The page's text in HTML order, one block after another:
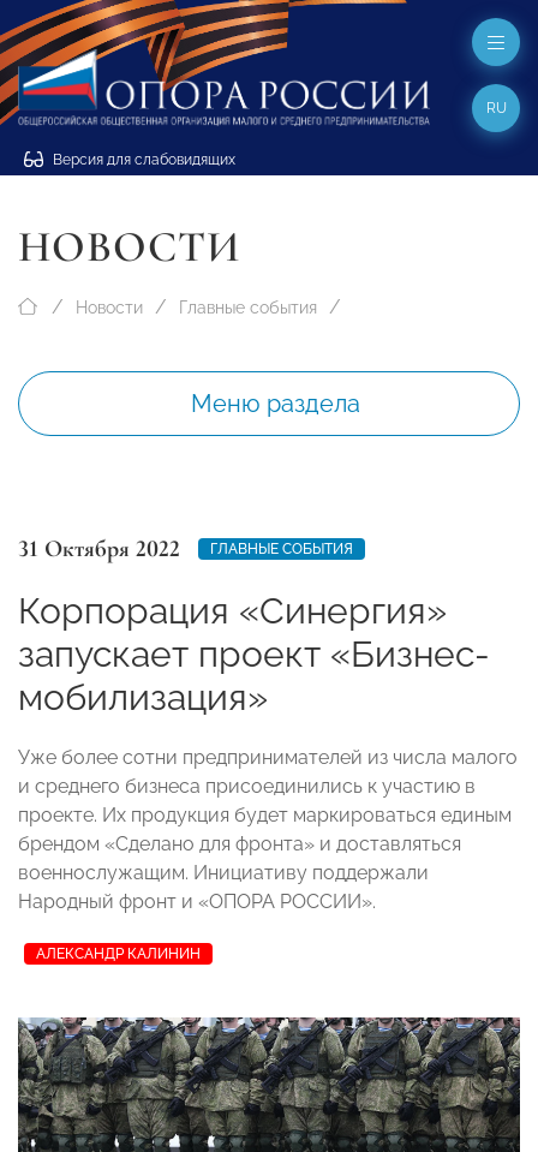
Версия для слабовидящих
RU
НОВОСТИ
Новости Главные события
Меню раздела
31 Октября 2022 ГЛАВНЫЕ СОБЫТИЯ
Корпорация «Синергия»
запускает проект «Бизнес-
мобилизация»
Уже более сотни предпринимателей из числа малого
и среднего бизнеса присоединились к участию в
проекте. Их продукция будет маркироваться единым
брендом «Сделано для фронта» и доставляться
военнослужащим. Инициативу поддержали
Народный фронт и «ОПОРА РОССИИ».
АЛЕКСАНДР КАЛИНИН